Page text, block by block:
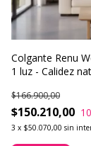
Colgante Renu
1 luz - Calidez
$150.210,00
$166.900,00
10
3 x $50.070,00 sin